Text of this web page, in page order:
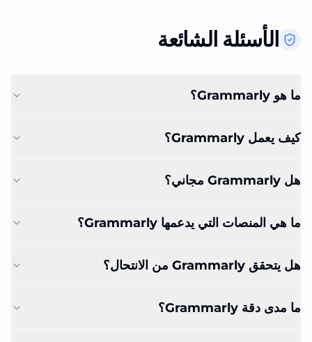
الأسئلة الشائعة
ما هو Grammarly؟
كيف يعمل Grammarly؟
هل Grammarly مجاني؟
ما هي المنصات التي يدعمها Grammarly؟
هل يتحقق Grammarly من الانتحال؟
ما مدى دقة Grammarly؟